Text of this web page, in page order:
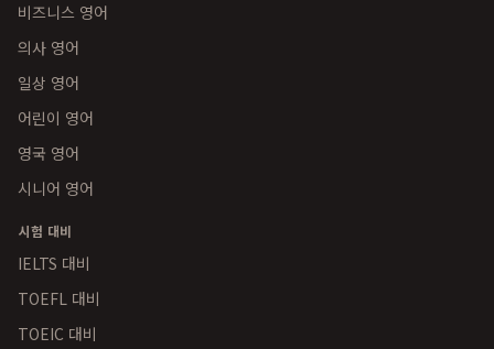
비즈니스 영어
의사 영어
일상 영어
어린이 영어
영국 영어
시니어 영어
시험 대비
IELTS 대비
TOEFL 대비
TOEIC 대비